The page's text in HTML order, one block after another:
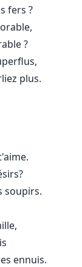
fers ?
?
plus.
soupirs.
ennuis.